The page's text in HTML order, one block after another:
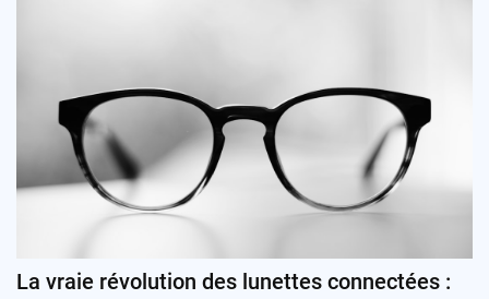
La vraie révolution des lunettes connectées :